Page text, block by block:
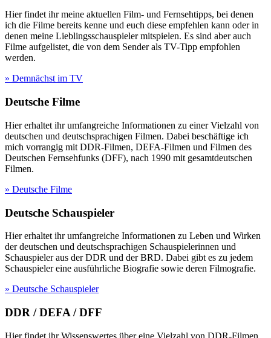
Hier findet ihr meine aktuellen Film- und Fernsehtipps, bei denen
ich die Filme bereits kenne und euch diese empfehlen kann oder in
denen meine Lieblingsschauspieler mitspielen. Es sind aber auch
Filme aufgelistet, die von dem Sender als TV-Tipp empfohlen
werden.
» Demnächst im TV
Deutsche Filme
Hier erhaltet ihr umfangreiche Informationen zu einer Vielzahl von
deutschen und deutschsprachigen Filmen. Dabei beschäftige ich
mich vorrangig mit DDR-Filmen, DEFA-Filmen und Filmen des
Deutschen Fernsehfunks (DFF), nach 1990 mit gesamtdeutschen
Filmen.
» Deutsche Filme
Deutsche Schauspieler
Hier erhaltet ihr umfangreiche Informationen zu Leben und Wirken
der deutschen und deutschsprachigen Schauspielerinnen und
Schauspieler aus der DDR und der BRD. Dabei gibt es zu jedem
Schauspieler eine ausführliche Biografie sowie deren Filmografie.
» Deutsche Schauspieler
DDR / DEFA / DFF
Hier findet ihr Wissenswertes über eine Vielzahl von DDR-Filmen